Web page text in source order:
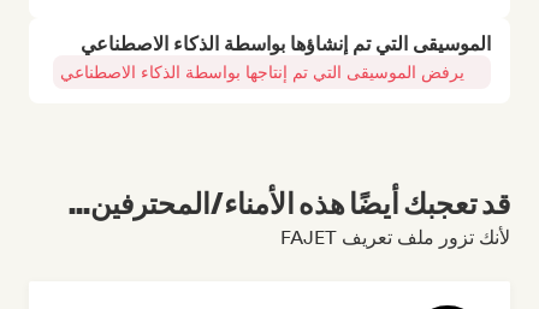
الموسيقى التي تم إنشاؤها بواسطة الذكاء الاصطناعي
يرفض الموسيقى التي تم إنتاجها بواسطة الذكاء الاصطناعي
قد تعجبك أيضًا هذه الأمناء/المحترفين...
لأنك تزور ملف تعريف FAJET